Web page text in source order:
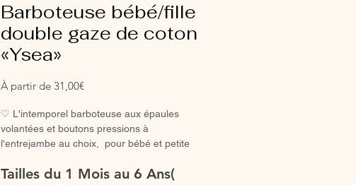
Barboteuse bébé/fille
double gaze de coton
«Ysea»
À partir de 31,00€Prix
♡ L'intemporel barboteuse aux épaules
volantées et boutons pressions à
l'entrejambe au choix, pour bébé et petite
Tailles du 1 Mois au 6 Ans(